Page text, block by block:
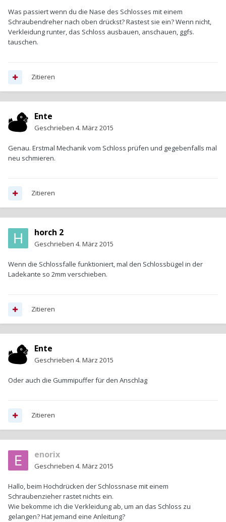
Was passiert wenn du die Nase des Schlosses mit einem
Schraubendreher nach oben drückst? Rastest sie ein? Wenn nicht,
Verkleidung runter, das Schloss ausbauen, anschauen, ggfs.
tauschen.
Zitieren
Ente
Geschrieben 4. März 2015
Genau. Erstmal Mechanik vom Schloss prüfen und gegebenfalls mal
neu schmieren.
Zitieren
horch 2
Geschrieben 4. März 2015
Wenn die Schlossfalle funktioniert, mal den Schlossbügel in der
Ladekante so 2mm verschieben.
Zitieren
Ente
Geschrieben 4. März 2015
Oder auch die Gummipuffer für den Anschlag
Zitieren
enorix
Geschrieben 4. März 2015
Hallo, beim Hochdrücken der Schlossnase mit einem
Schraubenzieher rastet nichts ein.
Wie bekomme ich die Verkleidung ab, um an das Schloss zu
gelangen? Hat jemand eine Anleitung?